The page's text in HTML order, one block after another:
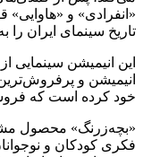
«انفرادی» و
تاریخ سینمای ایران
این انیمیشن سینمایی
انیمیشن و
خود کرده است که فروشی بیش از ۶۲
«بچه‌زرنگ» محصول